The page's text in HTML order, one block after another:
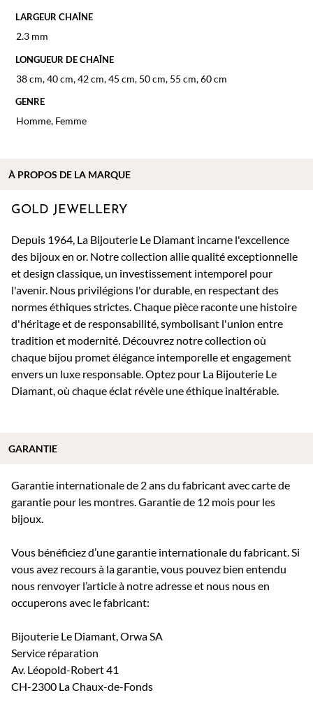
LARGEUR CHAÎNE
2.3 mm
LONGUEUR DE CHAÎNE
38 cm,40 cm,42 cm,45 cm, 50 cm, 55 cm,60 cm
GENRE
Homme, Femme
GOLD JEWELLERY
Depuis 1964, La Bijouterie Le Diamant incarne l'excellence
des bijoux en or. Notre collection allie qualité exceptionnelle
et design classique, un investissement intemporel pour
l'avenir. Nous privilégions l'or durable, en respectant des
normes éthiques strictes. Chaque pièce raconte une histoire
d'héritage et de responsabilité, symbolisant l'union entre
tradition et modernité. Découvrez notre collection où
chaque bijou promet élégance intemporelle et engagement
envers un luxe responsable. Optez pour La Bijouterie Le
Diamant, où chaque éclat révèle une éthique inaltérable.
Garantie internationale de 2 ans du fabricant avec carte de
garantie pour les montres. Garantie de 12 mois pour les
bijoux.
Vous bénéficiez d’une garantie internationale du fabricant. Si
vous avez recours à la garantie, vous pouvez bien entendu
nous renvoyer l’article à notre adresse et nous nous en
occuperons avec le fabricant:
Bijouterie Le Diamant, Orwa SA
Service réparation
Av. Léopold-Robert 41
CH-2300 La Chaux-de-Fonds
À PROPOS DE LA MARQUE
GARANTIE